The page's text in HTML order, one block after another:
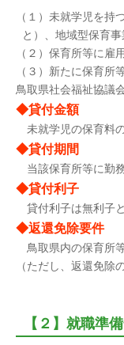
（１）未就学児を持
と） 、 地域型保育事
（２）保育所等に
（３）新たに保育
鳥取県社会福祉協議
◆貸付金額
未就学児の保育料
◆貸付期間
当該保育所等に勤
◆貸付利子
貸付利子は無利子と
◆返還免除要件
鳥取県内の保育所
（ただし、返還免
【２】就職準